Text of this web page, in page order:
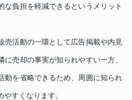
な負担を軽減できるというメリット
売活動の一環として広告掲載や内見
に売却の事実が知られやすい一方、
動を省略できるため、周囲に知られ
すくなります。